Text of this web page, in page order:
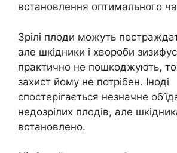
встановлення оптимального
Зрілі плоди можуть
але шкідники і хвороби
практично не пошкоджують,
захист йому не потрібен. Іноді
спостерігається незначне
недозрілих плодів, але
встановлено.